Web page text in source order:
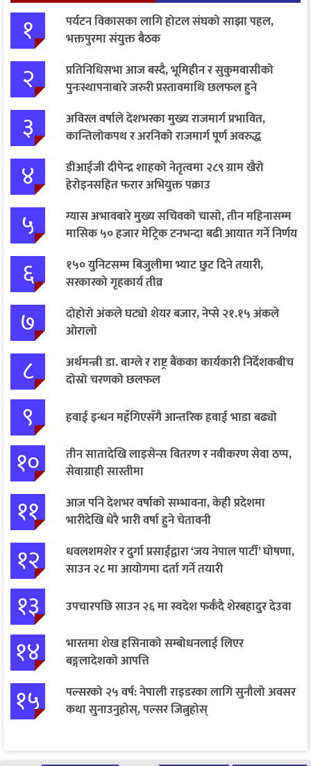
१
पर्यटन विकासका लागि होटल संघको साझा पहल,
भक्तपुरमा संयुक्त बैठक
२
प्रतिनिधिसभा आज बस्दै, भूमिहीन र सुकुमवासीको
पुनःस्थापनाबारे जरुरी प्रस्तावमाथि छलफल हुने
३
अविरल वर्षाले देशभरका मुख्य राजमार्ग प्रभावित,
कान्तिलोकपथ र अरनिको राजमार्ग पूर्ण अवरुद्ध
४
डीआईजी दीपेन्द्र शाहको नेतृत्वमा २८९ ग्राम खैरो
हेरोइनसहित फरार अभियुक्त पक्राउ
५
ग्यास अभावबारे मुख्य सचिवको चासो, तीन महिनासम्म
मासिक ५० हजार मेट्रिक टनभन्दा बढी आयात गर्ने निर्णय
६
१५० युनिटसम्म बिजुलीमा भ्याट छुट दिने तयारी,
सरकारको गृहकार्य तीव्र
७
दोहोरो अंकले घट्यो शेयर बजार, नेप्से २१.१५ अंकले
ओरालो
८
अर्थमन्त्री डा. वाग्ले र राष्ट्र बैंकका कार्यकारी निर्देशकबीच
दोस्रो चरणको छलफल
९ हवाई इन्धन महँगिएसँगै आन्तरिक हवाई भाडा बढ्यो
१०
तीन सातादेखि लाइसेन्स वितरण र नवीकरण सेवा ठप्प,
सेवाग्राही सास्तीमा
११
आज पनि देशभर वर्षाको सम्भावना, केही प्रदेशमा
भारीदेखि धेरै भारी वर्षा हुने चेतावनी
१२
धवलशमशेर र दुर्गा प्रसाईंद्वारा ‘जय नेपाल पार्टी’ घोषणा,
साउन २८ मा आयोगमा दर्ता गर्ने तयारी
१३ उपचारपछि साउन २६ मा स्वदेश फर्कँदै शेरबहादुर देउवा
१४
भारतमा शेख हसिनाको सम्बोधनलाई लिएर
बङ्गलादेशको आपत्ति
१५
पल्सरको २५ वर्ष: नेपाली राइडरका लागि सुनौलो अवसर
कथा सुनाउनुहोस्, पल्सर जित्नुहोस्